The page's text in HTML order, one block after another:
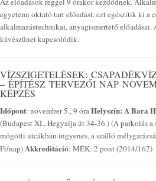
egyetemi oktató tart előadást, ezt egészítik ki a
alkalmazástechnikai, anyagismertető előadásai.
kávészünet kapcsolódik.
VÍZSZIGETELÉSEK:
– ÉPÍTÉSZ TERVEZŐI NAP
KÉPZÉS
Időpont: november 5., 9 óraHelyszín: A Bara
(Budapest XI., Hegyalja út 34-36.) (A parkolás
mögötti utcákban ingyenes, a szálló
Ft/nap)Akkreditáció: MÉK: 2 pont (2014/162)